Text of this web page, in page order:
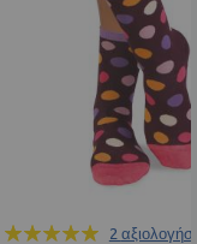
Βαθμολογία:
2